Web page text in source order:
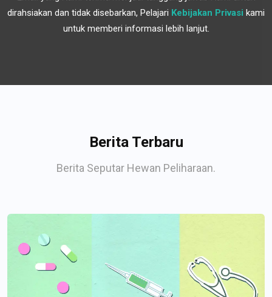
dirahsiakan dan tidak disebarkan, Pelajari Kebijakan Privasi kami
untuk memberi informasi lebih lanjut.
Berita Terbaru
Berita Seputar Hewan Peliharaan.